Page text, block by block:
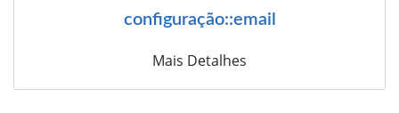
configuração::email
Mais Detalhes